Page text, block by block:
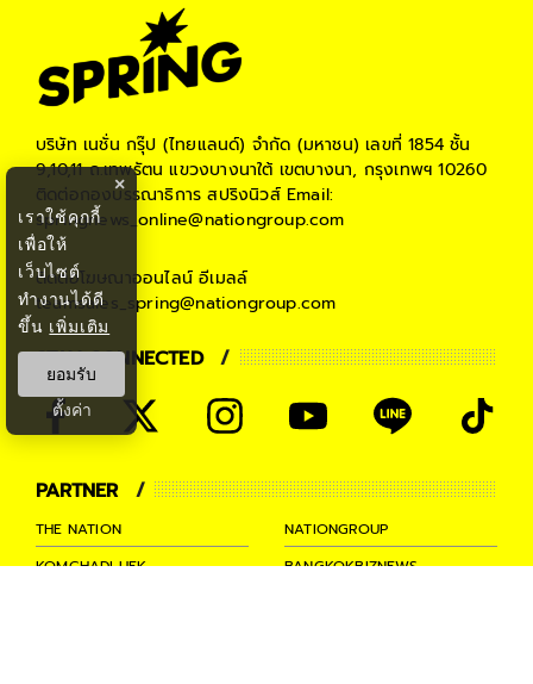
บริษัท เนชั่น กรุ๊ป (ไทยแลนด์) จำกัด (มหาชน) เลขที่ 1854 ชั้น
9,10,11 ถ.เทพรัตน แขวงบางนาใต้ เขตบางนา, กรุงเทพฯ 10260
ติดต่อกองบรรณาธิการ สปริงนิวส์Email:
springnews_online@nationgroup.com
ติดต่อโฆษณาออนไลน์ อีเมลล์
teamsales_spring@nationgroup.com
STAY CONNECTED
PARTNER
THE NATION
NATIONGROUP
KOMCHADLUEK
BANGKOKBIZNEWS
×
เราใช้คุกกี้
เพื่อให้
เว็บไซต์
ทำงานได้ดี
ขึ้น เพิ่มเติม
ยอมรับ
ตั้งค่า